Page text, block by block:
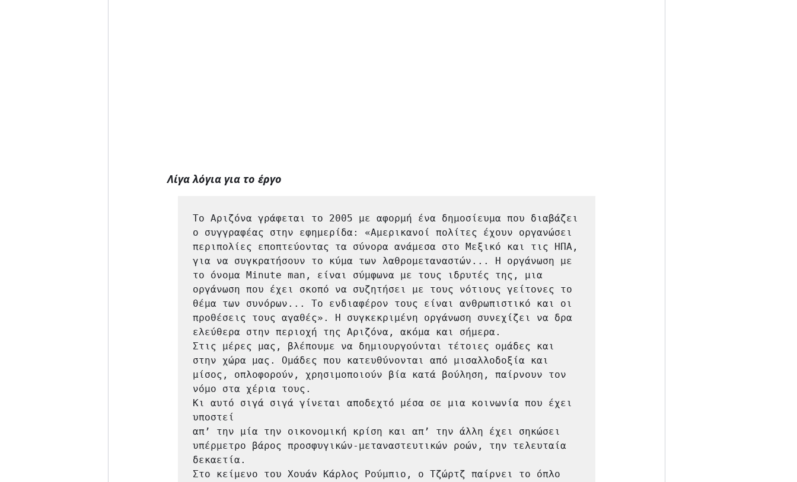
Λίγα λόγια για το έργο
Το Αριζόνα γράφεται το 2005 με αφορμή ένα δημοσίευμα που διαβάζει
ο συγγραφέας στην εφημερίδα: «Αμερικανοί πολίτες έχουν οργανώσει
περιπολίες εποπτεύοντας τα σύνορα ανάμεσα στο Μεξικό και τις ΗΠΑ,
για να συγκρατήσουν το κύμα των λαθρομεταναστών... Η οργάνωση με
το όνομα Minute man, είναι σύμφωνα με τους ιδρυτές της, μια
οργάνωση που έχει σκοπό να συζητήσει με τους νότιους γείτονες το
θέμα των συνόρων... Το ενδιαφέρον τους είναι ανθρωπιστικό και οι
προθέσεις τους αγαθές». Η συγκεκριμένη οργάνωση συνεχίζει να δρα
ελεύθερα στην περιοχή της Αριζόνα, ακόμα και σήμερα.
Στις μέρες μας, βλέπουμε να δημιουργούνται τέτοιες ομάδες και
στην χώρα μας. Ομάδες που κατευθύνονται από μισαλλοδοξία και
μίσος, οπλοφορούν, χρησιμοποιούν βία κατά βούληση, παίρνουν τον
νόμο στα χέρια τους.
Κι αυτό σιγά σιγά γίνεται αποδεχτό μέσα σε μια κοινωνία που έχει
υποστεί
απ’ την μία την οικονομική κρίση και απ’ την άλλη έχει σηκώσει
υπέρμετρο βάρος προσφυγικών-μεταναστευτικών ροών, την τελευταία
δεκαετία.
Στο κείμενο του Χουάν Κάρλος Ρούμπιο, ο Τζώρτζ παίρνει το όπλο